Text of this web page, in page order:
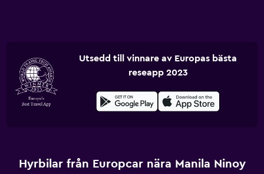
Utsedd till vinnare av Europas bästa
reseapp 2023
Hyrbilar från Europcar nära Manila Ninoy